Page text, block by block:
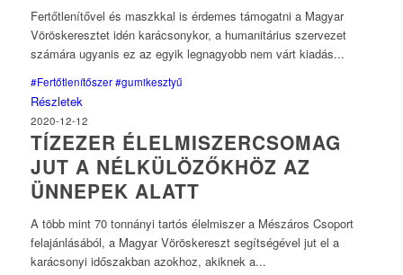
Fertőtlenítővel és maszkkal is érdemes támogatni a Magyar
Vöröskeresztet idén karácsonykor, a humanitárius szervezet
számára ugyanis ez az egyik legnagyobb nem várt kiadás...
#Fertőtlenítőszer #gumikesztyű
Részletek
2020-12-12
TÍZEZER ÉLELMISZERCSOMAG
JUT A NÉLKÜLÖZŐKHÖZ AZ
ÜNNEPEK ALATT
A több mint 70 tonnányi tartós élelmiszer a Mészáros Csoport
felajánlásából, a Magyar Vöröskereszt segítségével jut el a
karácsonyi időszakban azokhoz, akiknek a...